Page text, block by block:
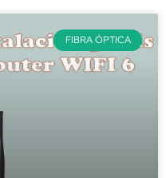
FIBRA ÓPTICA